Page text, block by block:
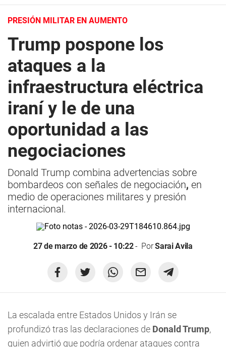
PRESIÓN MILITAR EN AUMENTO
Trump pospone los
ataques a la
infraestructura eléctrica
iraní y le de una
oportunidad a las
negociaciones
Donald Trump combina advertencias sobre
bombardeos con señales de negociación, en
medio de operaciones militares y presión
internacional.
27 de marzo de 2026 - 10:22 PorSarai Avila
La escalada entre Estados Unidos y Irán se
profundizó tras las declaraciones de Donald Trump,
quien advirtió que podría ordenar ataques contra